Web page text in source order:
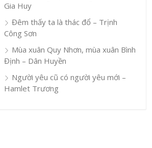
Gia Huy
Đêm thấy ta là thác đổ – Trịnh
Công Sơn
Mùa xuân Quy Nhơn, mùa xuân Bình
Định – Dân Huyền
Người yêu cũ có người yêu mới –
Hamlet Trương